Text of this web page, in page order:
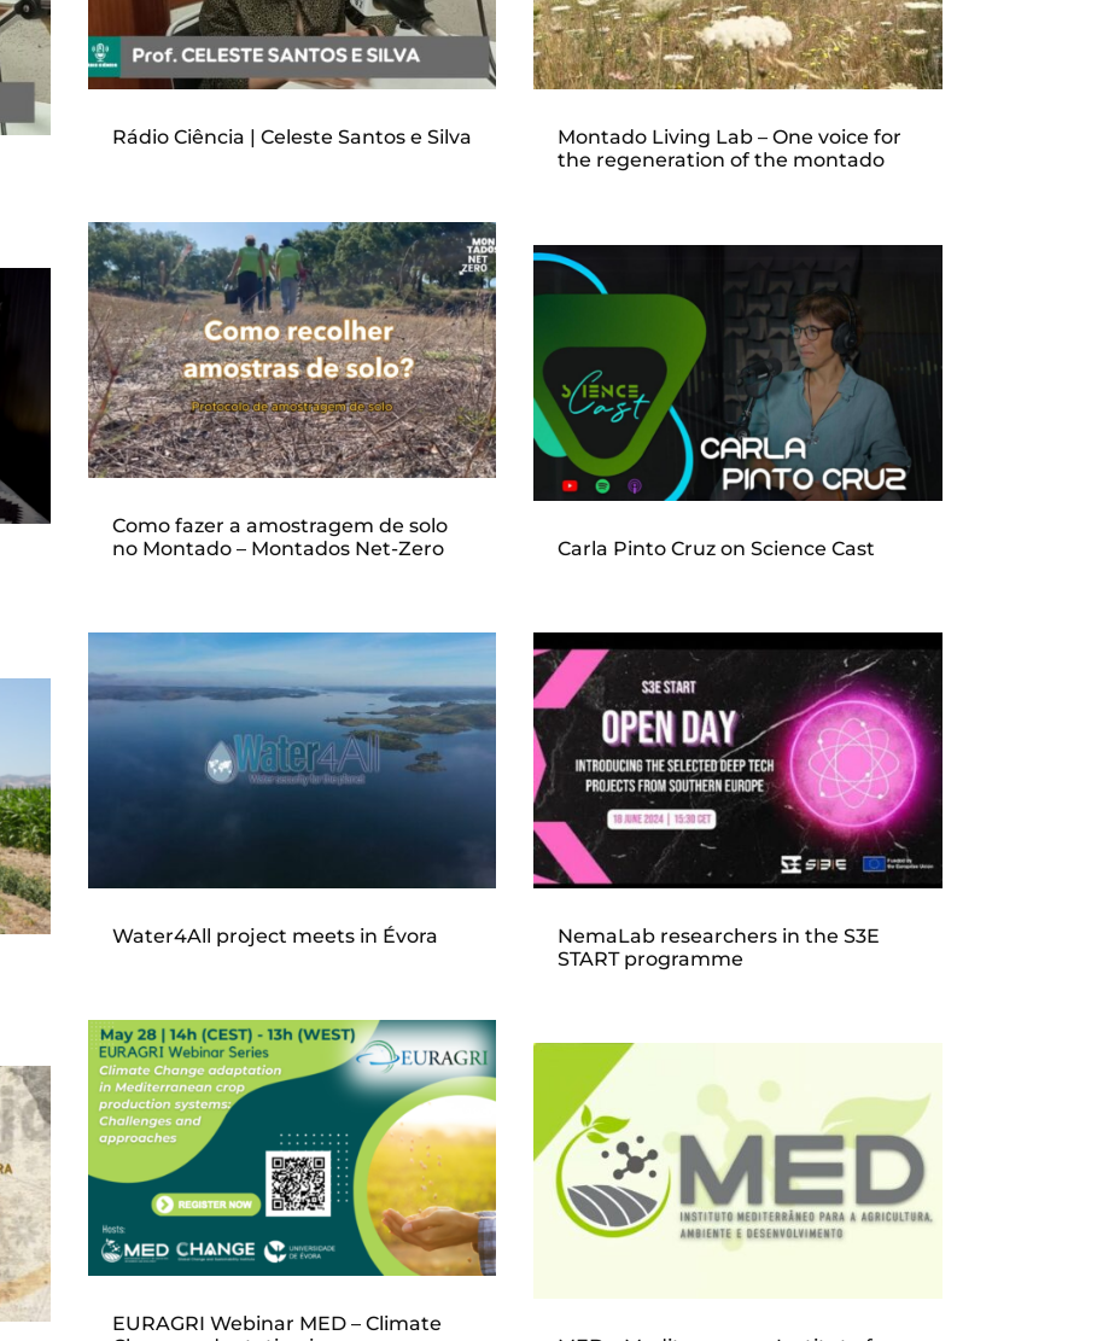
Rádio Ciência | Celeste Santos e Silva
Como fazer a amostragem de solo
no Montado – Montados Net-Zero
Water4All project meets in Évora
EURAGRI Webinar MED – Climate
Montado Living Lab – One voice for
the regeneration of the montado
Carla Pinto Cruz on Science Cast
NemaLab researchers in the S3E
START programme